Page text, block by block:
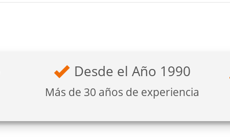
Desde el Año 1990
Más de 30 años de experiencia